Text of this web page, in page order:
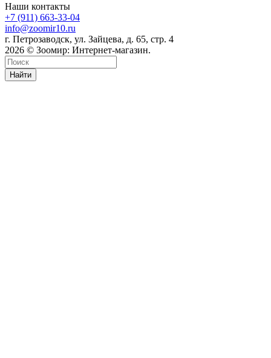
Наши контакты
+7 (911) 663-33-04
info@zoomir10.ru
г. Петрозаводск, ул. Зайцева, д. 65, стр. 4
2026 © Зоомир: Интернет-магазин.
Найти